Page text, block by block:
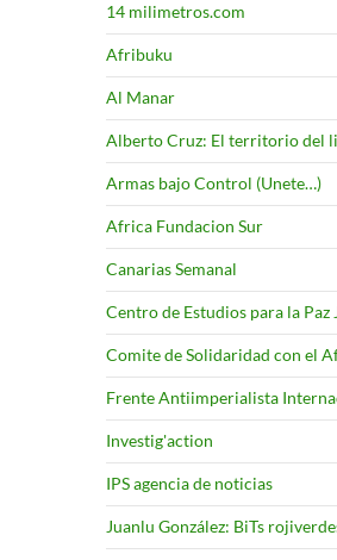
14 milimetros.com
Afribuku
Al Manar
Alberto Cruz: El territorio del
Armas bajo Control (Unete…)
Africa Fundacion Sur
Canarias Semanal
Centro de Estudios para la Paz
Comite de Solidaridad con el
Frente Antiimperialista
Investig'action
IPS agencia de noticias
Juanlu González: BiTs